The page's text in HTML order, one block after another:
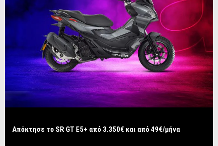
Απόκτησε το SR GT E5+ από 3.350€ και από 49€/μήνα